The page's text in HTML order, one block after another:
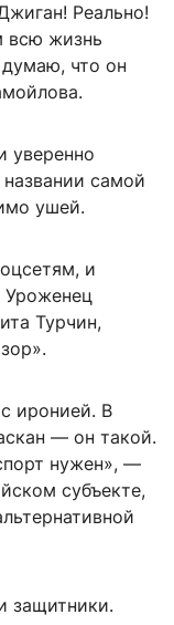
Реально!
всю жизнь
что он
уверенно
самой
ушей.
и
Уроженец
Турчин,
иронией. В
— он такой.
нужен», —
субъекте,
защитники.